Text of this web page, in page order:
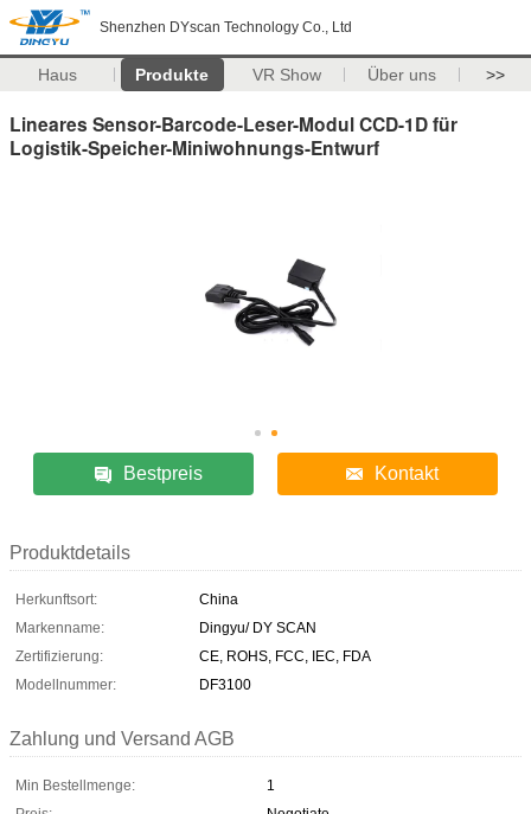
Shenzhen DYscan Technology Co., Ltd
Haus Produkte VR Show Über uns >>
Lineares Sensor-Barcode-Leser-Modul CCD-1D für
Logistik-Speicher-Miniwohnungs-Entwurf
Bestpreis Kontakt
Produktdetails
Herkunftsort:
China
Markenname:
Dingyu/ DY SCAN
Zertifizierung:
CE, ROHS, FCC, IEC, FDA
Modellnummer:
DF3100
Zahlung und Versand AGB
Min Bestellmenge:
1